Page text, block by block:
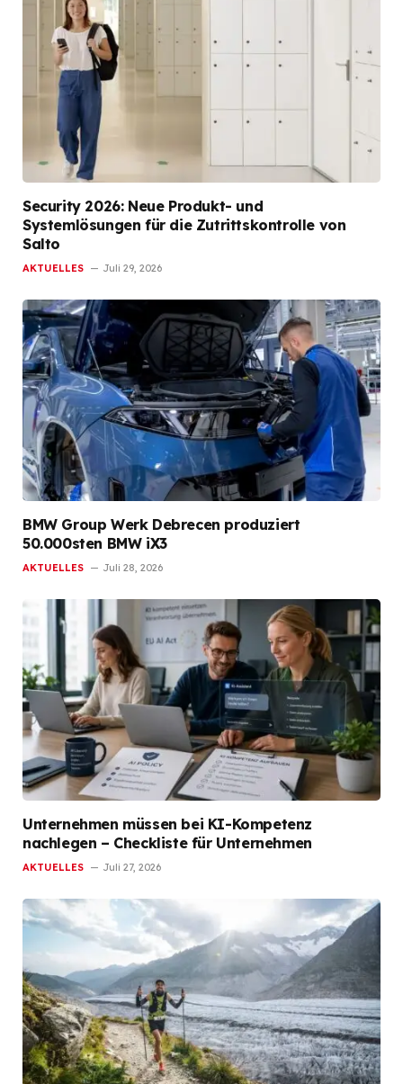
Security 2026: Neue Produkt- und
Systemlösungen für die Zutrittskontrolle von
Salto
AKTUELLES Juli 29, 2026
BMW Group Werk Debrecen produziert
50.000sten BMW iX3
AKTUELLES Juli 28, 2026
Unternehmen müssen bei KI-Kompetenz
nachlegen – Checkliste für Unternehmen
AKTUELLES Juli 27, 2026